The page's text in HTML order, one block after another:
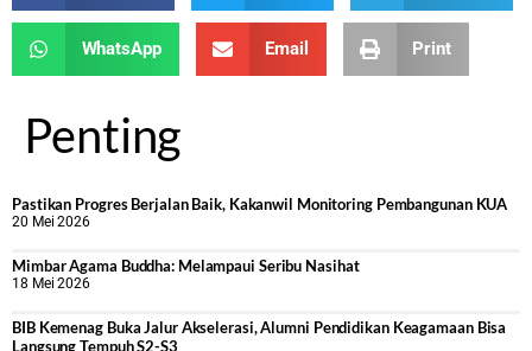
WhatsApp Email Print
Penting
Pastikan Progres Berjalan Baik, Kakanwil Monitoring Pembangunan KUA
20 Mei 2026
Mimbar Agama Buddha: Melampaui Seribu Nasihat
18 Mei 2026
BIB Kemenag Buka Jalur Akselerasi, Alumni Pendidikan Keagamaan Bisa
Langsung Tempuh S2-S3